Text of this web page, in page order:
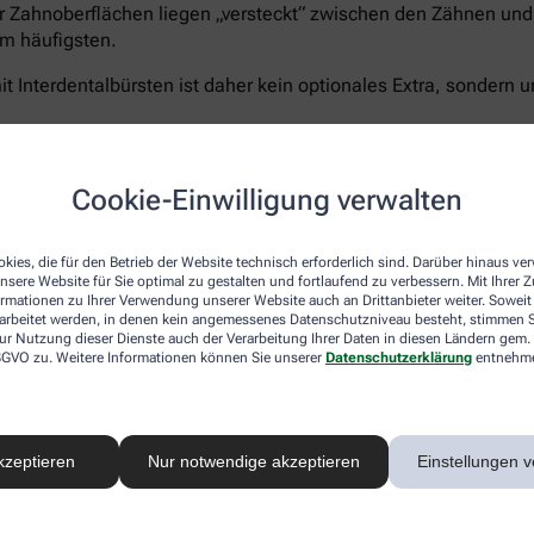
Cookie-Einwilligung verwalten
die für den Betrieb der Website technisch erforderlich sind. Darüber hinaus
Website für Sie optimal zu gestalten und fortlaufend zu verbessern. Mit Ihrer
zu Ihrer Verwendung unserer Website auch an Drittanbieter weiter. Soweit
werden, in denen kein angemessenes Datenschutzniveau besteht, stimmen
Nutzung dieser Dienste auch der Verarbeitung Ihrer Daten in diesen Ländern
zu. Weitere Informationen können Sie unserer Datenschutzerklärung
Nur notwendige akzeptieren Einstellungen
liegen „versteckt“ zwischen den Zähnen
häufigsten.
Interdentalbürsten ist daher kein optionales Extra, sondern
5.460 Filamenten für eine schonend-gründliche
Zahnpasta Enzycal 1450, die die natürliche
Außerdem dasCPS prime Starter Set– ein
Größen für eine vollständige und umfassende
Sanft zu Zähnen und Zahnfleisch – unerbittlich
der
schonen aber Zahnfleisch und- schmelz. Der
ermöglicht ein präzises, wirkungsvolles